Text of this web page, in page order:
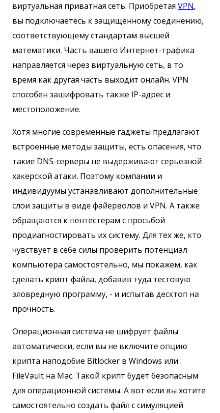
виртуальная приватная сеть. Приобретая VPN,
вы подключаетесь к защищенному соединению,
соответствующему стандартам высшей
математики. Часть вашего Интернет-трафика
направляется через виртуальную сеть, в то
время как другая часть выходит онлайн. VPN
способен зашифровать также IP-адрес и
местоположение.
Хотя многие современные гаджеты предлагают
встроенные методы защиты, есть опасения, что
такие DNS-серверы не выдерживают серьезной
хакерской атаки. Поэтому компании и
индивидуумы устанавливают дополнительные
слои защиты в виде файерволов и VPN. А также
обращаются к пентестерам с просьбой
продиагностировать их систему. Для тех же, кто
чувствует в себе силы проверить потенциал
компьютера самостоятельно, мы покажем, как
сделать крипт файла, добавив туда тестовую
зловредную программу, - и испытав десктоп на
прочность.
Операционная система не шифрует файлы
автоматически, если вы не включите опцию
крипта наподобие Bitlocker в Windows или
FileVault на Mac. Такой крипт будет безопасным
для операционной системы. А вот если вы хотите
самостоятельно создать файл с симуляцией